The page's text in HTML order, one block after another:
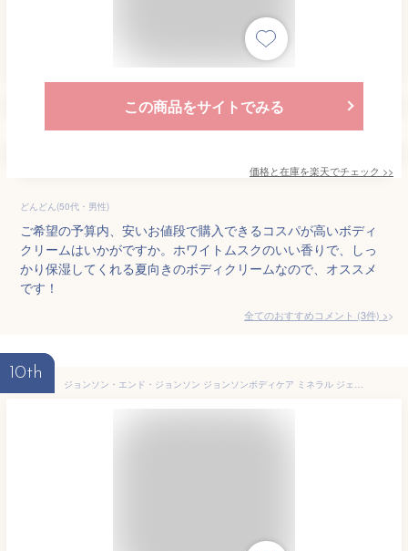
この商品をサイトでみる
価格と在庫を楽天でチェック >>
どんどん(50代・男性)
ご希望の予算内、安いお値段で購入できるコスパが高いボディ
クリームはいかがですか。ホワイトムスクのいい香りで、しっ
かり保湿してくれる夏向きのボディクリームなので、オススメ
です！
全てのおすすめコメント (3件) >
10th
ジョンソン・エンド・ジョンソン ジョンソンボディケア ミネラル ジェリーローション 500ml ボディケア ボディーケア ボディクリーム ボディローション ボディミルク 保湿 乾燥肌 大容量 乾燥 さっぱり アクアミネラル スキンケア